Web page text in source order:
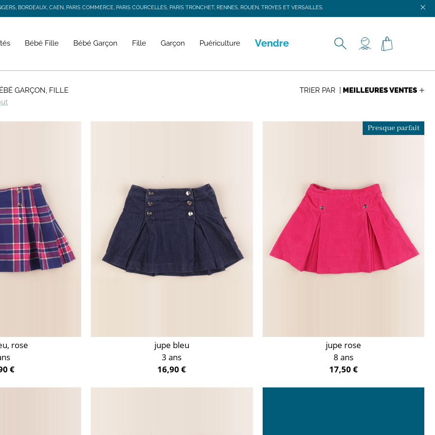
BORDEAUX, CAEN, PARIS COMMERCE, PARIS COURCELLES, PARIS TRONCHET, RENNES, ROUEN, TROYES ET VERSAILLES.
Bébé Fille Bébé Garçon Fille Garçon Puériculture Vendre
TRIER PAR |
GARÇON, FILLE
rose
€
jupe bleu
3 ans
16,90 €
Presque parfait
jupe rose
8 ans
17,50 €